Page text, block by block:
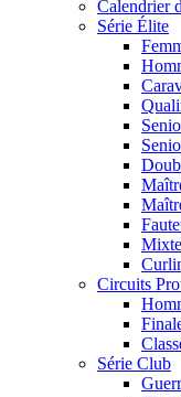
Calendrier
Série Élite
Mixte
Circuits
Série Club